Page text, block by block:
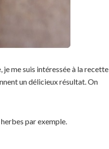
je me suis intéressée à la recette
un délicieux résultat. On
par exemple.